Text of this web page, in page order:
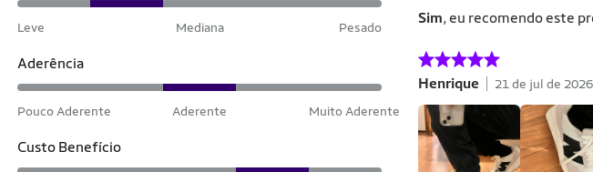
Leve Mediana Pesado
Aderência
Pouco Aderente Aderente Muito Aderente
Custo Benefício
Sim, eu recomendo este
Henrique 21 de jul de 2026